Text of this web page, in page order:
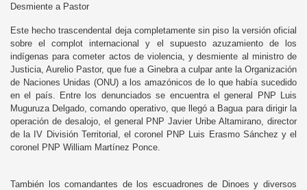
Desmiente a Pastor
Este hecho trascendental deja completamente sin piso la versión oficial
sobre el complot internacional y el supuesto azuzamiento de los
indígenas para cometer actos de violencia, y desmiente al ministro de
Justicia, Aurelio Pastor, que fue a Ginebra a culpar ante la Organización
de Naciones Unidas (ONU) a los amazónicos de lo que había sucedido
en el país. Entre los denunciados se encuentra el general PNP Luis
Muguruza Delgado, comando operativo, que llegó a Bagua para dirigir la
operación de desalojo, el general PNP Javier Uribe Altamirano, director
de la IV División Territorial, el coronel PNP Luis Erasmo Sánchez y el
coronel PNP William Martínez Ponce.
También los comandantes de los escuadrones de Dinoes y diversos